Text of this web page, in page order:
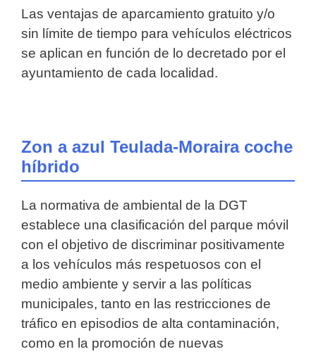
Las ventajas de aparcamiento gratuito y/o
sin límite de tiempo para vehículos eléctricos
se aplican en función de lo decretado por el
ayuntamiento de cada localidad.
Zon a azul Teulada-Moraira coche
híbrido
La normativa de ambiental de la DGT
establece una clasificación del parque móvil
con el objetivo de discriminar positivamente
a los vehículos más respetuosos con el
medio ambiente y servir a las políticas
municipales, tanto en las restricciones de
tráfico en episodios de alta contaminación,
como en la promoción de nuevas